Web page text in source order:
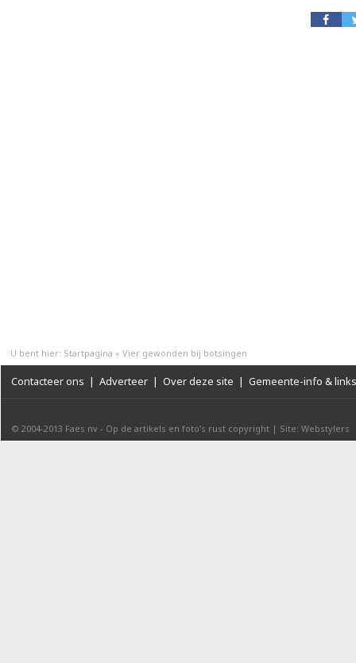
U bent hier: Startpagina » Vier gewonden bij botsingen
Contacteer ons | Adverteer | Over deze site | Gemeente-info & links
© 2004-2013 Faes nv - Op de artikels en foto’s rust copyright | Site: Webstylers